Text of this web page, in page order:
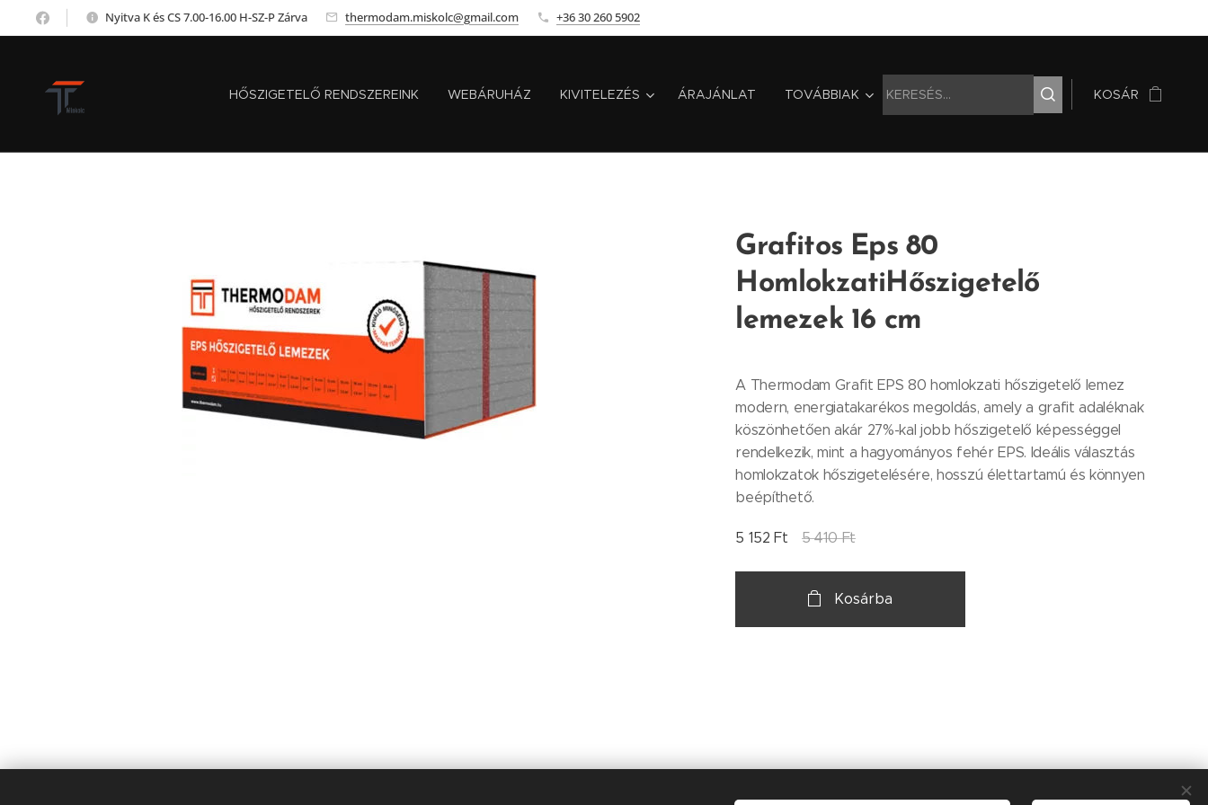
Nyitva K és CS 7.00-16.00 H-SZ-P Zárva thermodam.miskolc@gmail.com +36 30 260 5902
HŐSZIGETELŐ RENDSZEREINK WEBÁRUHÁZ KIVITELEZÉS ÁRAJÁNLAT TOVÁBBIAK KOSÁR
Grafitos Eps 80
HomlokzatiHőszigetelő
lemezek 16 cm
A Thermodam Grafit EPS 80 homlokzati hőszigetelő lemez
modern, energiatakarékos megoldás, amely a grafit adaléknak
köszönhetően akár 27%-kal jobb hőszigetelő képességgel
rendelkezik, mint a hagyományos fehér EPS. Ideális választás
homlokzatok hőszigetelésére, hosszú élettartamú és könnyen
beépíthető.
5 152 Ft 5 410Ft
Kosárba